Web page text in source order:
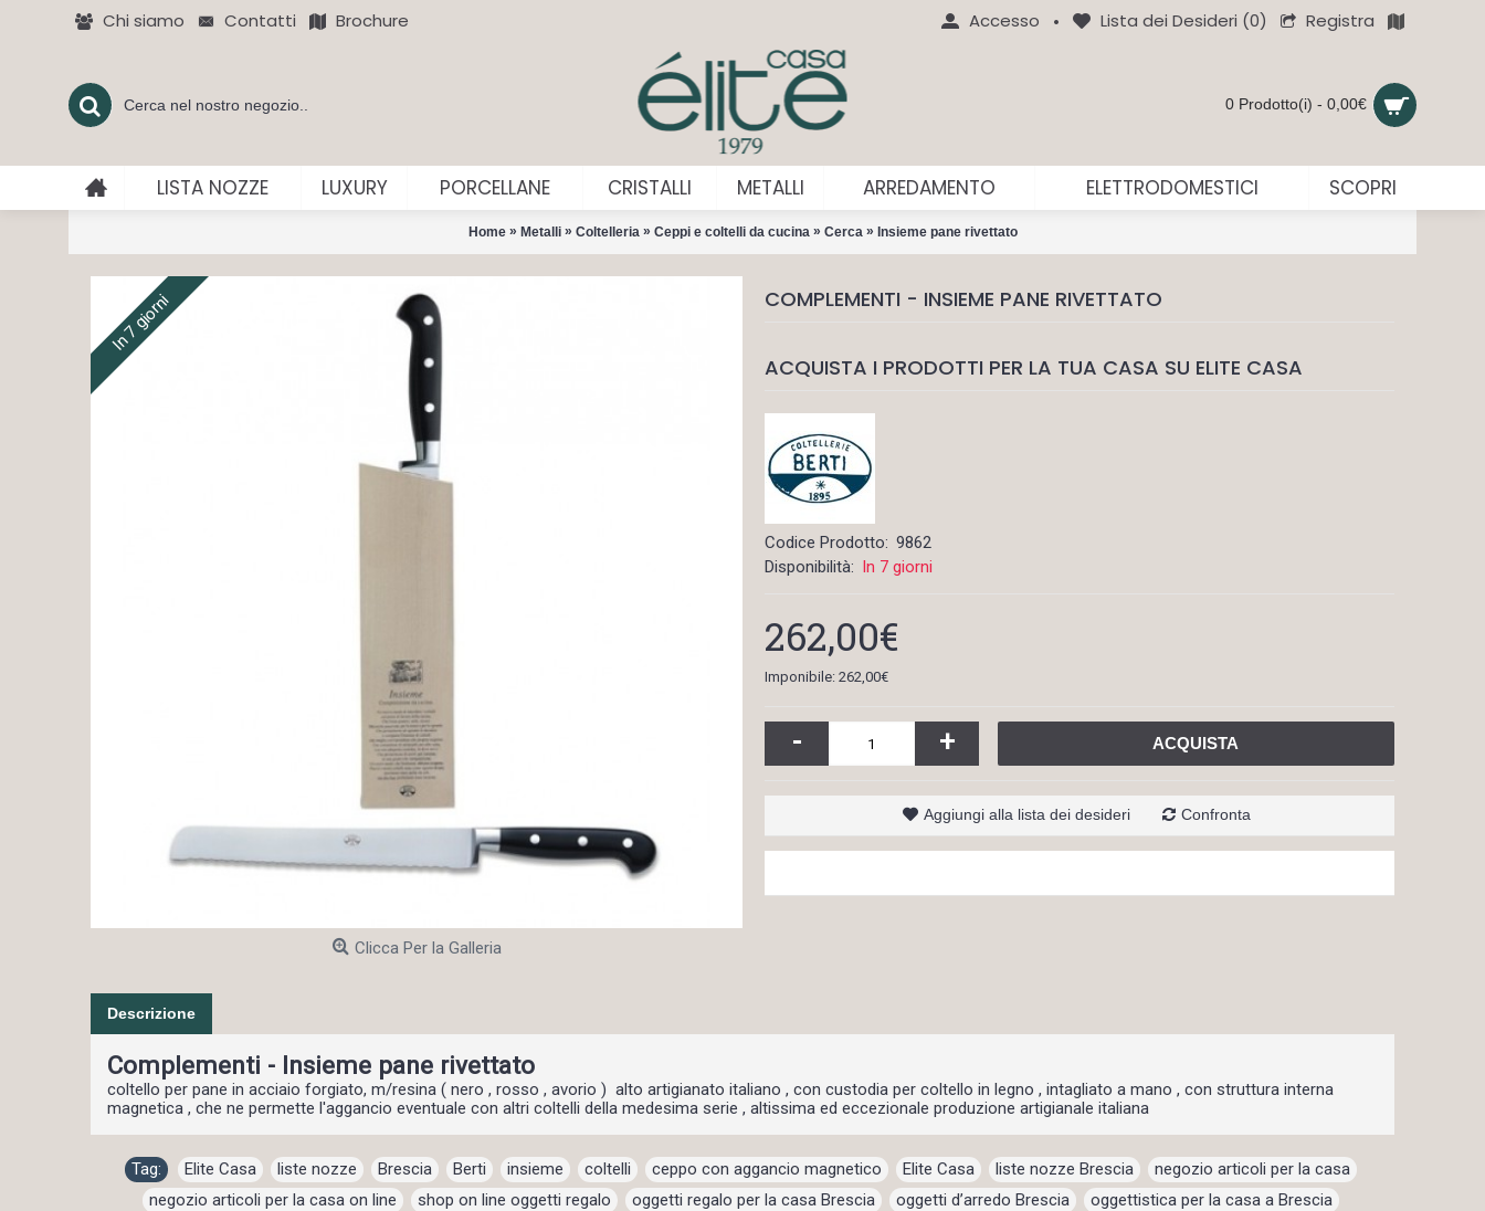
Chi siamo Contatti Brochure Accesso • Lista dei Desideri (0) Registra
0 Prodotto(i) - 0,00€
LISTA NOZZE LUXURY PORCELLANE CRISTALLI METALLI ARREDAMENTO ELETTRODOMESTICI SCOPRI
Home » Metalli » Coltelleria » Ceppi e coltelli da cucina » Cerca » Insieme pane rivettato
In 7 giorni
Clicca Per la Galleria
COMPLEMENTI - INSIEME PANE RIVETTATO
ACQUISTA I PRODOTTI PER LA TUA CASA SU ELITE CASA
Codice Prodotto: 9862
Disponibilità: In 7 giorni
262,00€
Imponibile: 262,00€
- + ACQUISTA
Aggiungi alla lista dei desideri Confronta
Descrizione
Complementi - Insieme pane rivettato
coltello per pane in acciaio forgiato, m/resina ( nero , rosso , avorio ) alto artigianato italiano , con custodia per coltello in legno , intagliato a mano , con struttura interna
magnetica , che ne permette l'aggancio eventuale con altri coltelli della medesima serie , altissima ed eccezionale produzione artigianale italiana
Tag: Elite Casa liste nozze Brescia Berti insieme coltelli ceppo con aggancio magnetico Elite Casa liste nozze Brescia negozio articoli per la casa
negozio articoli per la casa on line
shop on line oggetti regalo oggetti regalo per la casa Brescia oggetti d’arredo Brescia oggettistica per la casa a Brescia